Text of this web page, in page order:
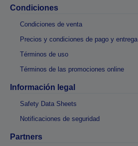
Condiciones
Condiciones de venta
Precios y condiciones de pago y entrega
Términos de uso
Términos de las promociones online
Información legal
Safety Data Sheets
Notificaciones de seguridad
Partners